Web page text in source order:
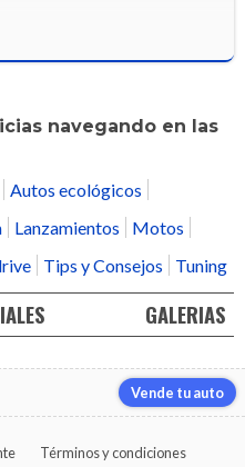
navegando en las
Autos ecológicos
Lanzamientos
Motos
Tips y Consejos Tuning
GALERIAS
Vende tu auto
Términos y condiciones